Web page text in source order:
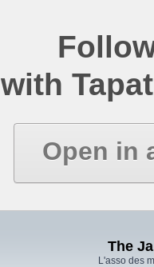
with
Open in
The
L'asso des